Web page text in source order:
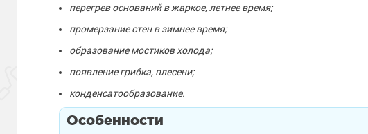
перегрев оснований в жаркое, летнее время;
промерзание стен в зимнее время;
образование мостиков холода;
появление грибка, плесени;
конденсатообразование.
Особенности